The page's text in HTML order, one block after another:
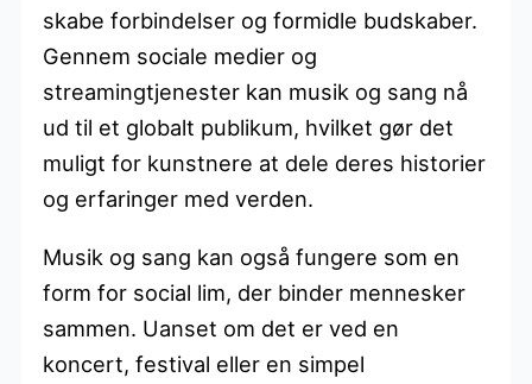
skabe forbindelser og formidle budskaber.
Gennem sociale medier og
streamingtjenester kan musik og sang nå
ud til et globalt publikum, hvilket gør det
muligt for kunstnere at dele deres historier
og erfaringer med verden.
Musik og sang kan også fungere som en
form for social lim, der binder mennesker
sammen. Uanset om det er ved en
koncert, festival eller en simpel